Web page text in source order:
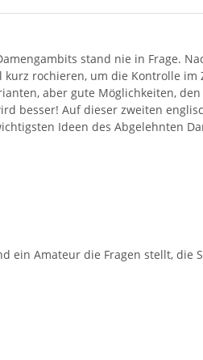
stand nie in Frage.
rochieren, um die Kontrolle
aber gute Möglichkeiten,
besser! Auf dieser zweiten
Ideen des Abgelehnten
ein Amateur die Fragen stellt, die